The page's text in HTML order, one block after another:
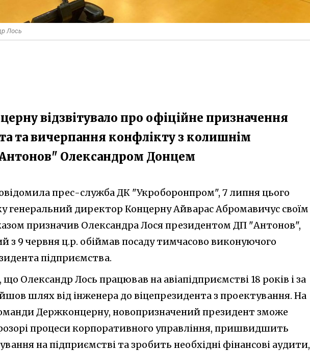
Лось
відзвітувало про офіційне призначення
та вичерпання конфлікту з колишнім
Олександром Донцем
прес-служба ДК "Укроборонпром", 7 липня цього
генеральний директор Концерну Айварас Абромавичус своїм
призначив Олександра Лося президентом ДП "Антонов",
з 9 червня ц.р. обіймав посаду тимчасово виконуючого
підприємства.
що Олександр Лось працював на авіапідприємстві 18 років і за
шлях від інженера до віцепрезидента з проектування. На
Держконцерну, новопризначений президент зможе
процеси корпоративного управління, пришвидшить
на підприємстві та зробить необхідні фінансові аудити,